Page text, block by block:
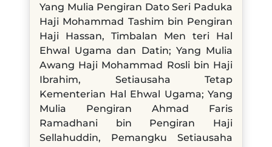
Yang Mulia Pengiran Dato Seri Paduka
Haji Mohammad Tashim bin Pengiran
Haji Hassan, Timbalan Men teri Hal
Ehwal Ugama dan Datin; Yang Mulia
Awang Haji Mohammad Rosli bin Haji
Ibrahim, Setiausaha Tetap
Kementerian Hal Ehwal Ugama; Yang
Mulia Pengiran Ahmad Faris
Ramadhani bin Pengiran Haji
Sellahuddin, Pemangku Setiausaha